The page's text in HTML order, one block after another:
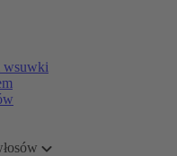
wsuwki